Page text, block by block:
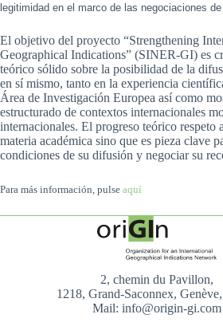
legitimidad en el marco de las negociaciones
El objetivo del proyecto “Strengthening
Geographical Indications” (SINER-GI) es
teórico sólido sobre la posibilidad de la
en sí mismo, tanto en la experiencia
Área de Investigación Europea así como
estructurado de contextos internacionales
internacionales. El progreso teórico respeto
materia académica sino que es pieza clave
condiciones de su difusión y negociar su
Para más información, pulse aquí
2, chemin du Pavillon,
1218, Grand-Saconnex,
Mail: info@origin-gi.com